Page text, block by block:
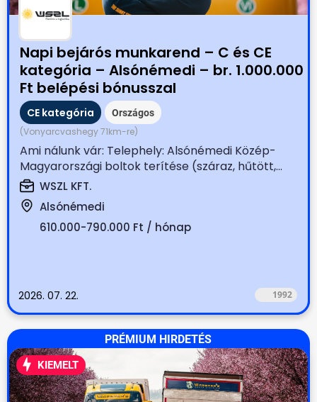
Napi bejárós munkarend – C és CE
kategória – Alsónémedi – br. 1.000.000
Ft belépési bónusszal
CE kategória Országos
(Vonyarcvashegy 71km-re)
Ami nálunk vár: Telephely: Alsónémedi Közép-
Magyarországi boltok terítése (száraz, hűtött,...
WSZL KFT.
Alsónémedi
610.000-790.000 Ft / hónap
2026. 07. 22. 1992
PRÉMIUM HIRDETÉS
KIEMELT